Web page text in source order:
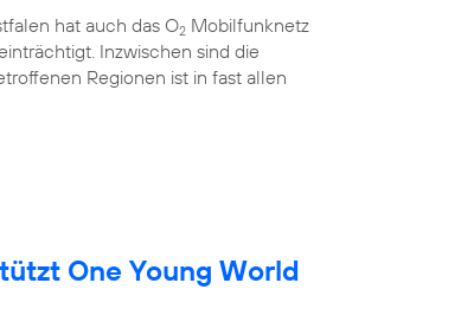
hat auch das O2 Mobilfunknetz
Inzwischen sind die
Regionen ist in fast allen
One Young World